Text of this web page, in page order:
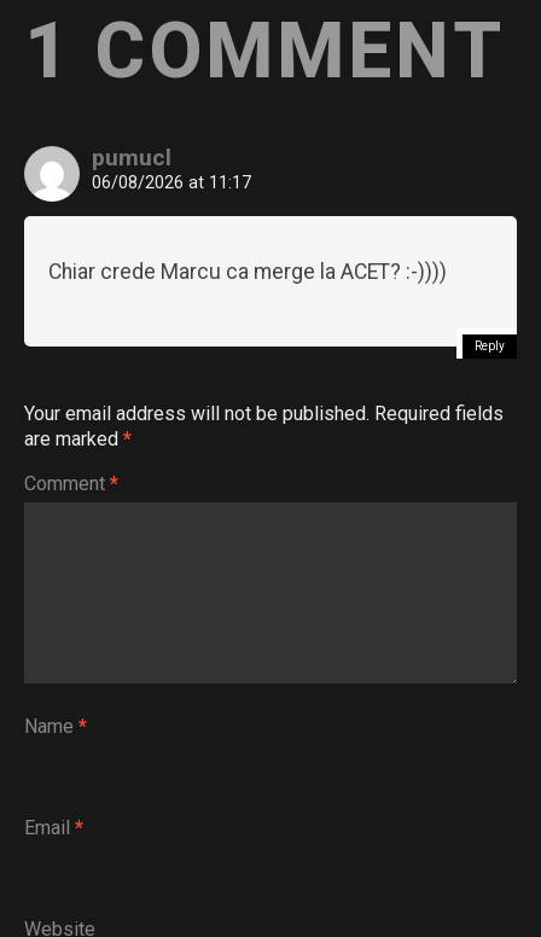
1 COMMENT
pumucl
06/08/2026 at 11:17
Chiar crede Marcu ca merge la ACET? :-))))
Reply
Your email address will not be published. Required fields
are marked *
Comment *
Name *
Email *
Website